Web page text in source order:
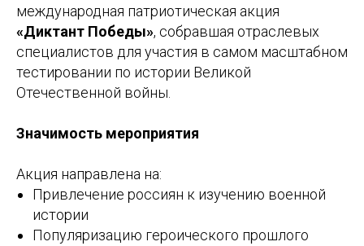
международная патриотическая акция
«Диктант Победы», собравшая отраслевых
специалистов для участия в самом масштабном
тестировании по истории Великой
Отечественной войны.
Значимость мероприятия
Акция направлена на:
Привлечение россиян к изучению военной
истории
Популяризацию героического прошлого